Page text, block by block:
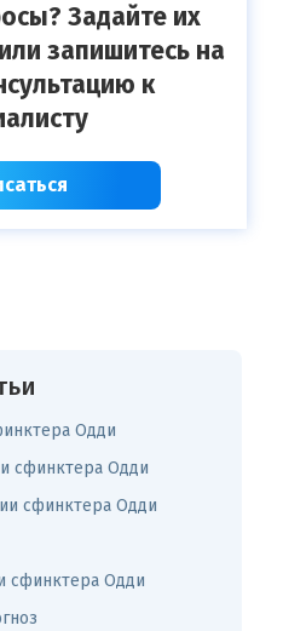
Задайте их
запишитесь на
к
Одди
сфинктера Одди
сфинктера Одди
сфинктера Одди